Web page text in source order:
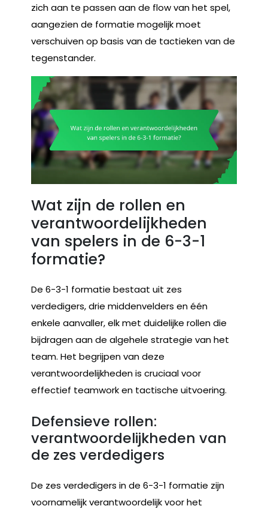
zich aan te passen aan de flow van het spel,
aangezien de formatie mogelijk moet
verschuiven op basis van de tactieken van de
tegenstander.
Wat zijn de rollen en
verantwoordelijkheden
van spelers in de 6-3-1
formatie?
De 6-3-1 formatie bestaat uit zes
verdedigers, drie middenvelders en één
enkele aanvaller, elk met duidelijke rollen die
bijdragen aan de algehele strategie van het
team. Het begrijpen van deze
verantwoordelijkheden is cruciaal voor
effectief teamwork en tactische uitvoering.
Defensieve rollen:
verantwoordelijkheden van
de zes verdedigers
De zes verdedigers in de 6-3-1 formatie zijn
voornamelijk verantwoordelijk voor het